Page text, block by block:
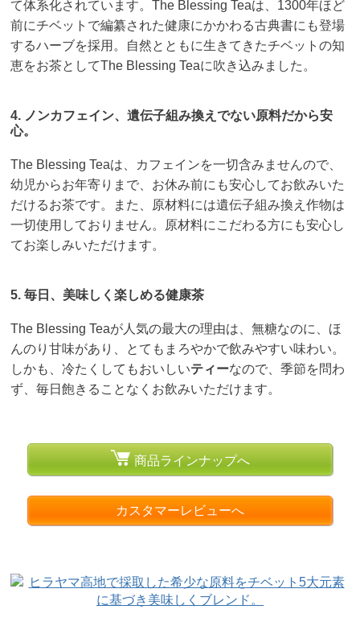
て体系化されています。The Blessing Teaは、1300年ほど
前にチベットで編纂された健康にかかわる古典書にも登場
するハーブを採用。自然とともに生きてきたチベットの知
恵をお茶としてThe Blessing Teaに吹き込みました。
4. ノンカフェイン、遺伝子組み換えでない原料だから安
心。
The Blessing Teaは、カフェインを一切含みませんので、
幼児からお年寄りまで、お休み前にも安心してお飲みいた
だけるお茶です。また、原材料には遺伝子組み換え作物は
一切使用しておりません。原材料にこだわる方にも安心し
てお楽しみいただけます。
5. 毎日、美味しく楽しめる健康茶
The Blessing Teaが人気の最大の理由は、無糖なのに、ほ
んのり甘味があり、とてもまろやかで飲みやすい味わい。
しかも、冷たくしてもおいしいティーなので、季節を問わ
ず、毎日飽きることなくお飲みいただけます。
商品ラインナップへ
カスタマーレビューへ